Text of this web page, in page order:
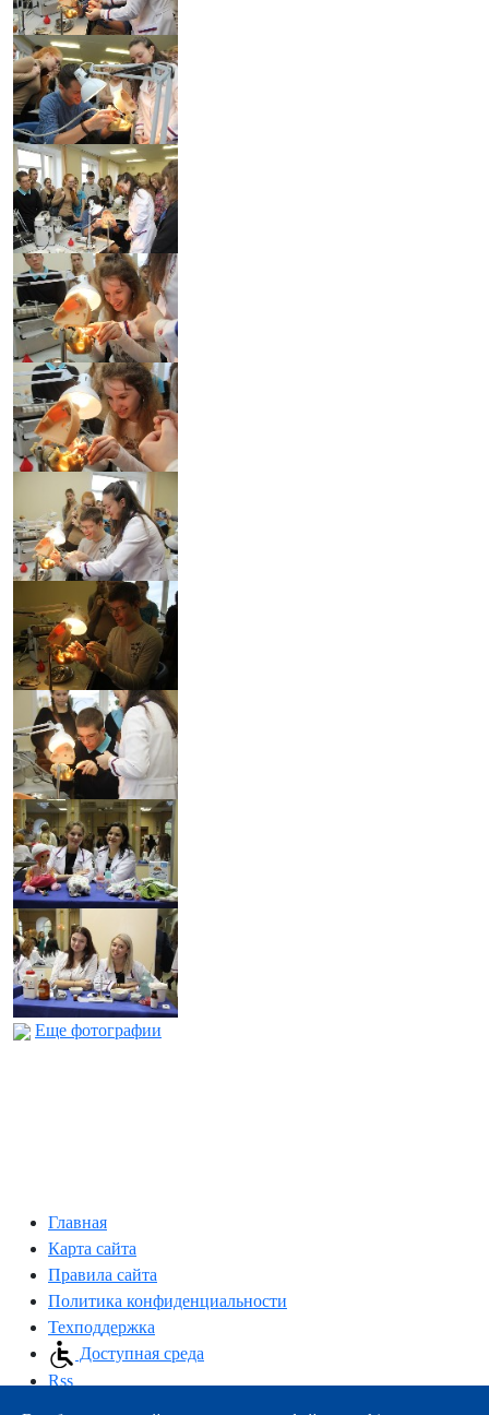
Еще фотографии
Главная
Карта сайта
Правила сайта
Политика конфиденциальности
Техподдержка
Доступная среда
Rss